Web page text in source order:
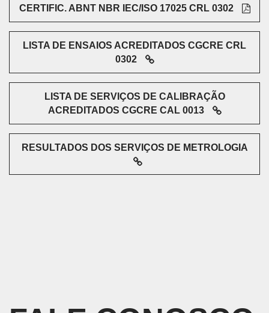
CERTIFIC. ABNT NBR IEC/ISO 17025 CRL 0302
LISTA DE ENSAIOS ACREDITADOS CGCRE CRL
0302
LISTA DE SERVIÇOS DE CALIBRAÇÃO
ACREDITADOS CGCRE CAL 0013
RESULTADOS DOS SERVIÇOS DE METROLOGIA